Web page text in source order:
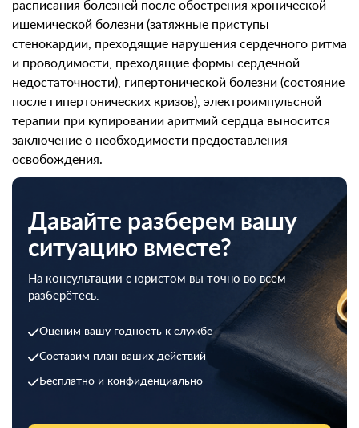
расписания болезней после обострения хронической
ишемической болезни (затяжные приступы
стенокардии, преходящие нарушения сердечного ритма
и проводимости, преходящие формы сердечной
недостаточности), гипертонической болезни (состояние
после гипертонических кризов), электроимпульсной
терапии при купировании аритмий сердца выносится
заключение о необходимости предоставления
освобождения.
Давайте разберем вашу
ситуацию вместе?
На консультации с юристом вы точно во всем
разберётесь.
Оценим вашу годность к службе
Составим план ваших действий
Бесплатно и конфиденциально